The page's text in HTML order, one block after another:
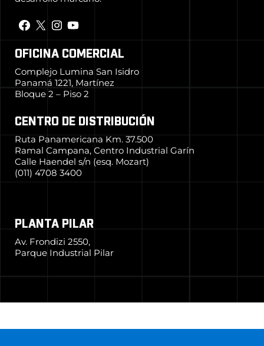
OFICINA COMERCIAL
Complejo Lumina San Isidro
Panamá 1221, Martínez
Bloque 2 – Piso 2
CENTRO DE DISTRIBUCIÓN
Ruta Panamericana Km. 37.500
Ramal Campana, Centro Industrial Garín
Calle Haendel s/n (esq. Mozart)
(011) 4708 3400
PLANTA PILAR
Av. Frondizi 2550,
Parque Industrial Pilar